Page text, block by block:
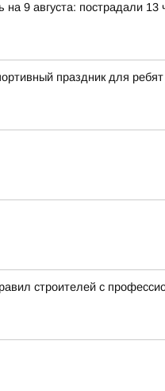
9 августа: пострадали 13
праздник для
строителей с